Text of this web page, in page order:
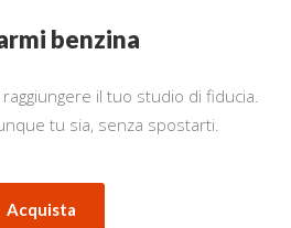
benzina
il tuo studio di fiducia.
tu sia, senza spostarti.
Acquista